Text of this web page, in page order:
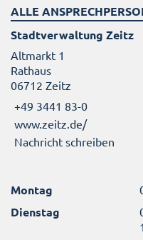
ALLE
Stadtverwaltung Zeitz
Altmarkt 1
Rathaus
06712 Zeitz
+49 3441 83-0
www.zeitz.de/
Nachricht schreiben
Montag
Dienstag